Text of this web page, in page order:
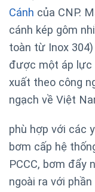
Cánh của CNP.
cánh kép gôm
toàn từ Inox
được một áp lực
xuất theo công
ngạch về Việt
phù hợp với các
bơm cấp hệ
PCCC, bơm đẩy
ngoài ra với